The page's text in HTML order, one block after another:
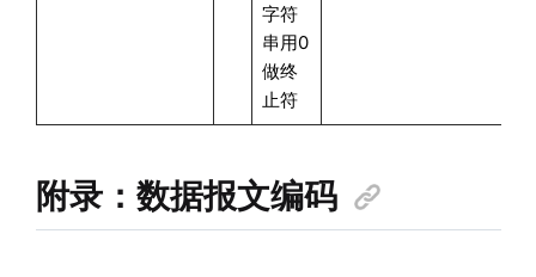
字符
串用0
做终
止符
附录：数据报文编码